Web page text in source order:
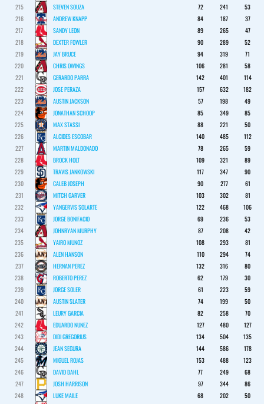
215
STEVEN SOUZA 72 241
53
216
ANDREW KNAPP 84 187
37
217
SANDY LEON 89 265
47
218
DEXTER FOWLER 90 289
52
219
JAY BRUCE 94 319
71
220
CHRIS OWINGS 106 281
58
221
GERARDO PARRA 142 401
114
222
JOSE PERAZA 157 632
182
223
AUSTIN JACKSON 57 198
49
224
JONATHAN SCHOOP 85 349
85
225
MAX STASSI 88 221
50
226
ALCIDES ESCOBAR 140 485
112
227
MARTIN MALDONADO 78 265
59
228
BROCK HOLT 109 321
89
229
TRAVIS JANKOWSKI 117 347
90
230
CALEB JOSEPH 90 277
61
231
MITCH GARVER 103 302
81
232
YANGERVIS SOLARTE 122 468
106
233
JORGE BONIFACIO 69 236
53
234
JOHNRYAN MURPHY 87 208
42
235
YAIRO MUNOZ 108 293
81
236
ALEN HANSON 110 294
74
237
HERNAN PEREZ 132 316
80
238
ROBERTO PEREZ 62 179
30
239
JORGE SOLER 61 223
59
240
AUSTIN SLATER 74 199
50
241
LEURY GARCIA 82 258
70
242
EDUARDO NUNEZ 127 480
127
243
DIDI GREGORIUS 134 504
135
244
JEAN SEGURA 144 586
178
245
MIGUEL ROJAS 153 488
123
246
DAVID DAHL 77 249
68
247
JOSH HARRISON 97 344
86
248
LUKE MAILE 68 202
50